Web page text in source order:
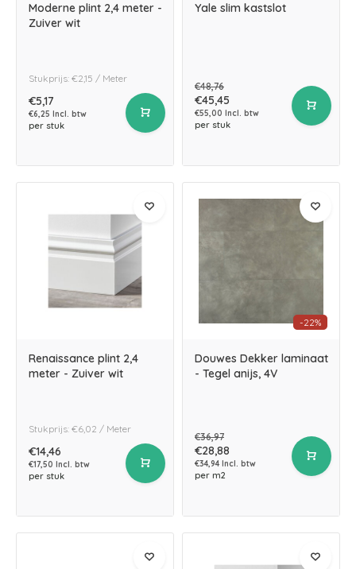
Moderne plint 2,4 meter -
Zuiver wit
Stukprijs: €2,15 / Meter
€5,17
€6,25 Incl. btw
per stuk
Yale slim kastslot
€48,76
€45,45
€55,00 Incl. btw
per stuk
Renaissance plint 2,4
meter - Zuiver wit
Stukprijs: €6,02 / Meter
€14,46
€17,50 Incl. btw
per stuk
-22%
Douwes Dekker laminaat
- Tegel anijs, 4V
€36,97
€28,88
€34,94 Incl. btw
per m2